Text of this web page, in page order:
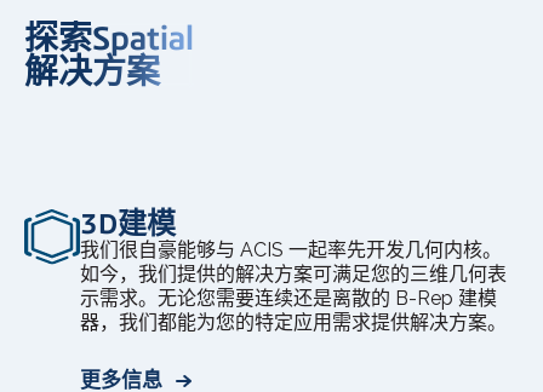
探索Spatial
解决方案
3D建模
我们很自豪能够与 ACIS 一起率先开发几何内核。
如今，我们提供的解决方案可满足您的三维几何表
示需求。无论您需要连续还是离散的 B-Rep 建模
器，我们都能为您的特定应用需求提供解决方案。
更多信息